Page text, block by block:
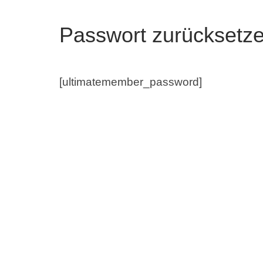
Passwort
[ultimatemember_password]